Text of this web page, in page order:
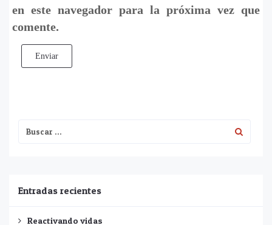
en este navegador para la próxima vez que
comente.
Enviar
Entradas recientes
Reactivando vidas